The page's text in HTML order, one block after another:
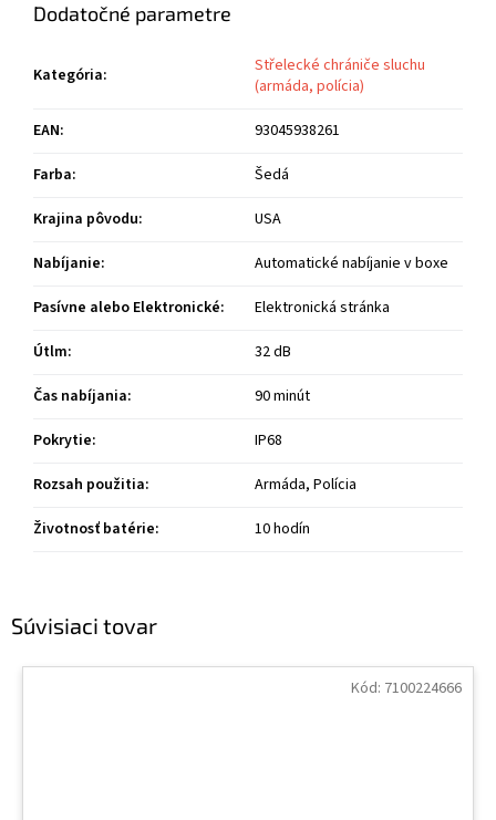
Súvisiaci tovar
Kód: 7100224666
Dodatočné parametre
Kategória:
Střelecké chrániče sluchu
(armáda, polícia)
EAN:
93045938261
Farba:
Šedá
Krajina pôvodu:
USA
Nabíjanie:
Automatické nabíjanie v boxe
Pasívne alebo Elektronické:
Elektronická stránka
Útlm:
32 dB
Čas nabíjania:
90 minút
Pokrytie:
IP68
Rozsah použitia:
Armáda, Polícia
Životnosť batérie: 10 hodín